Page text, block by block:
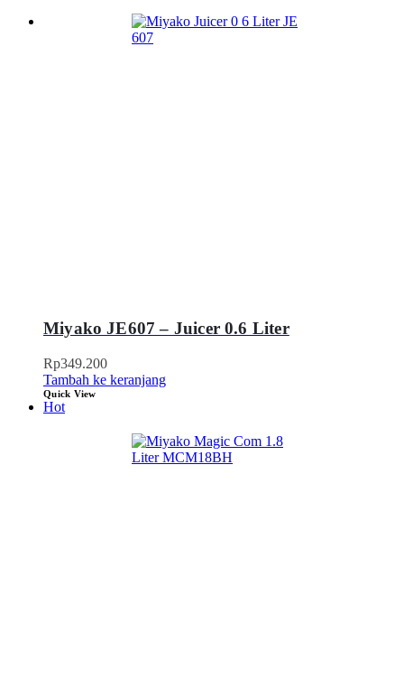
Miyako JE607 – Juicer 0.6 Liter
Rp349.200
Tambah ke keranjang
Quick View
Hot